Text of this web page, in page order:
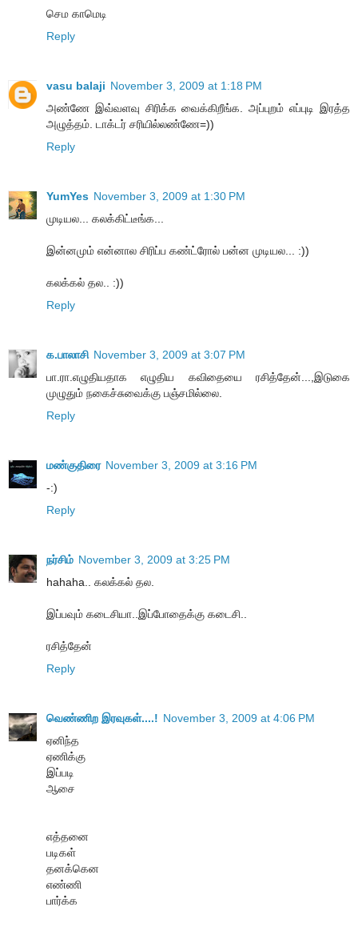
செம காமெடி
Reply
vasu balaji November 3, 2009 at 1:18 PM
அண்ணே இவ்வளவு சிரிக்க வைக்கிறீங்க. அப்புறம் எப்புடி இரத்த
அழுத்தம். டாக்டர் சரியில்லண்ணே=))
Reply
YumYes November 3, 2009 at 1:30 PM
முடியல... கலக்கிட்டீங்க...
இன்னமும் என்னால சிரிப்ப கண்ட்ரோல் பன்ன முடியல... :))
கலக்கல் தல.. :))
Reply
க.பாலாசி November 3, 2009 at 3:07 PM
பா.ரா.எழுதியதாக எழுதிய கவிதையை ரசித்தேன்...,இடுகை
முழுதும் நகைச்சுவைக்கு பஞ்சமில்லை.
Reply
மண்குதிரை November 3, 2009 at 3:16 PM
-:)
Reply
நர்சிம் November 3, 2009 at 3:25 PM
hahaha.. கலக்கல் தல.
இப்பவும் கடைசியா..இப்போதைக்கு கடைசி..
ரசித்தேன்
Reply
வெண்ணிற இரவுகள்....! November 3, 2009 at 4:06 PM
ஏனிந்த
ஏணிக்கு
இப்படி
ஆசை
எத்தனை
படிகள்
தனக்கென
எண்ணி
பார்க்க